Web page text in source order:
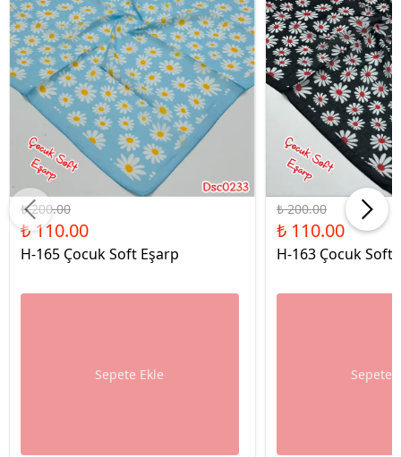
%45 İndirim
₺ 200.00
₺ 110.00
H-165 Çocuk Soft Eşarp
Sepete Ekle
%45 İndirim
₺ 200.00
₺ 110.00
H-163 Çocuk Soft
Sepete